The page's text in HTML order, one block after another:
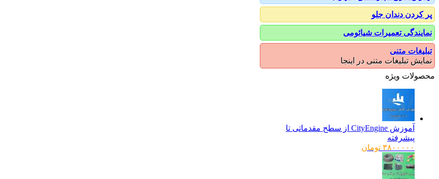
پر کردن دندان جلو
نمایندگی تعمیرات شیائومی
تبلیغات متنی
نمایش تبلیغات متنی در اینجا
محصولات ویژه
آموزش CityEngine از سطح مقدماتی تا
پیشرفته
۳۸۰۰۰۰۰ تومان